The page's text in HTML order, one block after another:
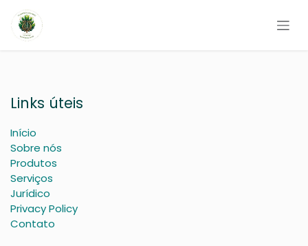
Pular para o conteúdo
Links úteis
Início
Sobre nós
Produtos
Serviços
Jurídico
Privacy Policy
Contato